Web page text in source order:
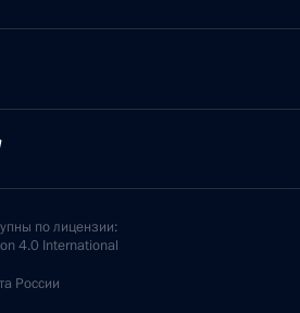
по лицензии:
4.0 International
России